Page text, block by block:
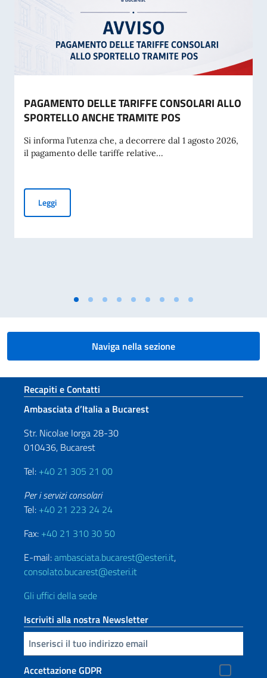
PAGAMENTO DELLE TARIFFE CONSOLARI ALLO
SPORTELLO ANCHE TRAMITE POS
Si informa l’utenza che, a decorrere dal 1 agosto 2026,
il pagamento delle tariffe relative...
LeggiPAGAMENTO DELLE TARIFFE CONSOLARI ALLO
Naviga nella sezione
Sezione footer
Recapiti e Contatti
Ambasciata d’Italia a Bucarest
Str. Nicolae Iorga 28-30
010436, Bucarest
Tel: +40 21 305 21 00
Per i servizi consolari
Tel: +40 21 223 24 24
Fax: +40 21 310 30 50
E-mail:ambasciata.bucarest@esteri.it,
consolato.bucarest@esteri.it
Gli uffici della sede
Iscriviti alla nostra Newsletter
Inserisci la tua email
Accettazione GDPR